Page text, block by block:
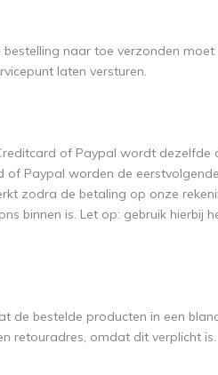
naar toe verzonden moet
laten versturen.
of Paypal wordt dezelfde
of Paypal worden de
zodra de betaling op onze
binnen is. Let op: gebruik hierbij
de bestelde producten in een
retouradres, omdat dit verplicht is.